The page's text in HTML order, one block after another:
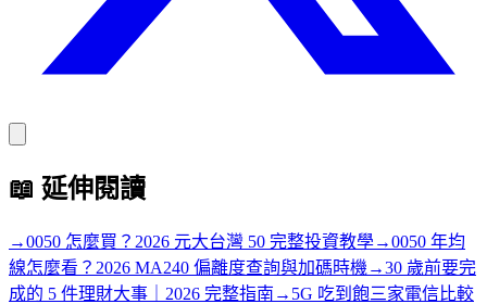
📖 延伸閱讀
→0050 怎麼買？2026 元大台灣 50 完整投資教學→0050 年均
線怎麼看？2026 MA240 偏離度查詢與加碼時機 →30 歲前要完
成的 5 件理財大事｜2026 完整指南 → 5G 吃到飽三家電信比較